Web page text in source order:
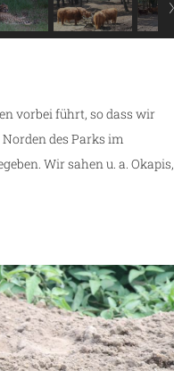
vorbei führt, so dass wir
des Parks im
Wir sahen u. a. Okapis,